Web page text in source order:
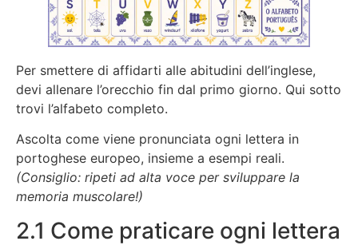
Per smettere di affidarti alle abitudini dell’inglese,
devi allenare l’orecchio fin dal primo giorno. Qui sotto
trovi l’alfabeto completo.
Ascolta come viene pronunciata ogni lettera in
portoghese europeo, insieme a esempi reali.
(Consiglio: ripeti ad alta voce per sviluppare la
memoria muscolare!)
2.1 Come praticare ogni lettera